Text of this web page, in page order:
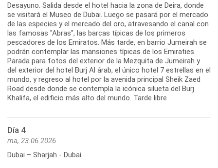
Desayuno. Salida desde el hotel hacia la zona de Deira, donde
se visitará el Museo de Dubai. Luego se pasará por el mercado
de las especies y el mercado del oro, atravesando el canal con
las famosas "Abras", las barcas típicas de los primeros
pescadores de los Emiratos. Más tarde, en barrio Jumeirah se
podrán contemplar las mansiones típicas de los Emiraties.
Parada para fotos del exterior de la Mezquita de Jumeirah y
del exterior del hotel Burj Al árab, el único hotel 7 estrellas en el
mundo, y regreso al hotel por la avenida principal Sheik Zaed
Road desde donde se contempla la icónica silueta del Burj
Khalifa, el edificio más alto del mundo. Tarde libre
Día 4
ma, 23.06.2026
Dubai – Sharjah - Dubai